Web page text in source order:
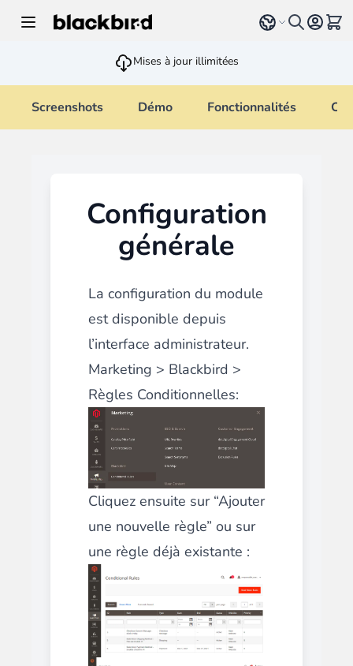
Select language
Voir
Mises à jour illimitées
Screenshots Démo Fonctionnalités
Configuration
générale
La configuration du module
est disponible depuis
l’interface administrateur.
Marketing > Blackbird >
Règles Conditionnelles:
Cliquez ensuite sur “Ajouter
une nouvelle règle” ou sur
une règle déjà existante :